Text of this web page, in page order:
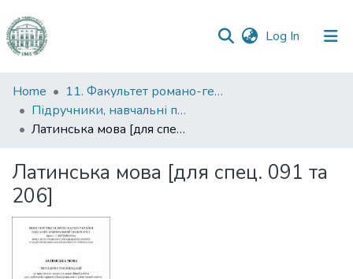
Log In (current)
Communities
&
Collections
Statistics
Home
11. Факультет романо-германської філології
Підручники, навчальні посібники та інші науково- та навчально-методичні праці РГФ
Латинська мова [для спец. 091 та 206]
Латинська мова [для спец. 091 та
206]